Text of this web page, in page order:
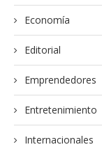
Economía
Editorial
Emprendedores
Entretenimiento
Internacionales